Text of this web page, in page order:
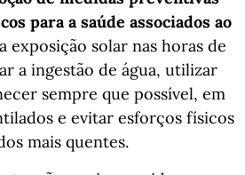
para a saúde associados ao
exposição solar nas horas de
a ingestão de água, utilizar
sempre que possível, em
e evitar esforços físicos
mais quentes.